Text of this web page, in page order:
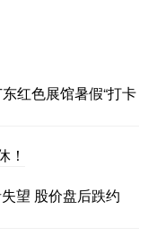
红色展馆暑假“打卡
！
望 股价盘后跌约